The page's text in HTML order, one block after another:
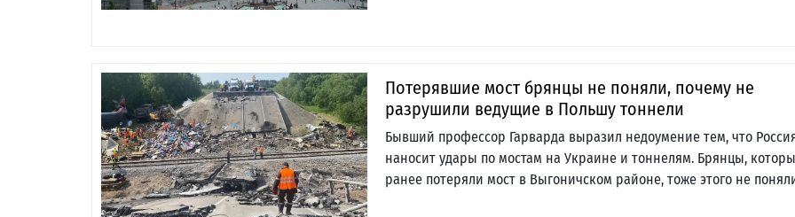
Потерявшие мост брянцы не поняли, почему не
разрушили ведущие в Польшу тоннели
Бывший профессор Гарварда выразил недоумение тем, что
наносит удары по мостам на Украине и тоннелям. Брянцы,
ранее потеряли мост в Выгоничском районе, тоже этого не